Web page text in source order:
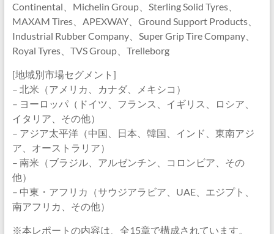
Continental、Michelin Group、Sterling Solid Tyres、
MAXAM Tires、APEXWAY、Ground Support Products、
Industrial Rubber Company、Super Grip Tire Company、
Royal Tyres、TVS Group、Trelleborg
[地域別市場セグメント]
– 北米（アメリカ、カナダ、メキシコ）
– ヨーロッパ（ドイツ、フランス、イギリス、ロシア、
イタリア、その他）
– アジア太平洋（中国、日本、韓国、インド、東南アジ
ア、オーストラリア）
– 南米（ブラジル、アルゼンチン、コロンビア、その
他）
– 中東・アフリカ（サウジアラビア、UAE、エジプト、
南アフリカ、その他）
※本レポートの内容は、全15章で構成されています。